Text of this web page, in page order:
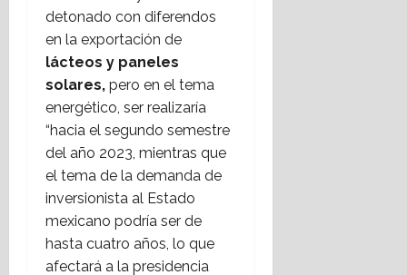
detonado con diferendos
en la exportación de
lácteos y paneles
solares, pero en el tema
energético, ser realizaría
“hacia el segundo semestre
del año 2023, mientras que
el tema de la demanda de
inversionista al Estado
mexicano podría ser de
hasta cuatro años, lo que
afectará a la presidencia